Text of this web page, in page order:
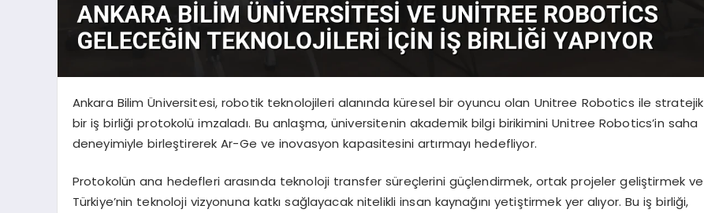
Ankara Bilim Üniversitesi, robotik teknolojileri alanında küresel bir oyuncu olan Unitree Robotics ile stratejik
bir iş birliği protokolü imzaladı. Bu anlaşma, üniversitenin akademik bilgi birikimini Unitree Robotics’in saha
deneyimiyle birleştirerek Ar-Ge ve inovasyon kapasitesini artırmayı hedefliyor.
Protokolün ana hedefleri arasında teknoloji transfer süreçlerini güçlendirmek, ortak projeler geliştirmek ve
Türkiye’nin teknoloji vizyonuna katkı sağlayacak nitelikli insan kaynağını yetiştirmek yer alıyor. Bu iş birliği,